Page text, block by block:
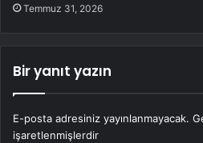
Temmuz 31, 2026
Bir yanıt yazın
E-posta adresiniz yayınlanmayacak.
işaretlenmişlerdir